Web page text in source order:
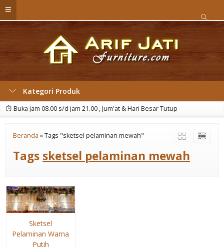
Kategori Produk
Buka jam 08.00 s/d jam 21.00 , Jum'at & Hari Besar Tutup
Beranda »Tags "sketsel pelaminan mewah"
Tags sketsel pelaminan mewah
Sketsel
Pelaminan Warna
Putih